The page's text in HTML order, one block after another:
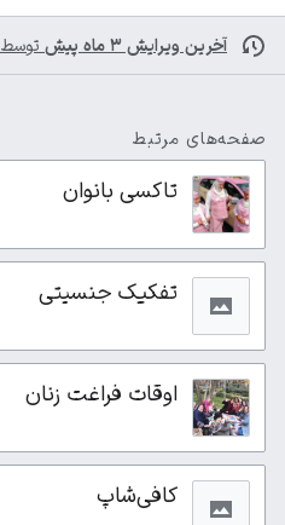
آخرین ویرایش ۳ ماه پیش توسط
صفحه‌های مرتبط
تاکسی بانوان
تفکیک جنسیتی
اوقات فراغت زنان
کافی‌شاپ